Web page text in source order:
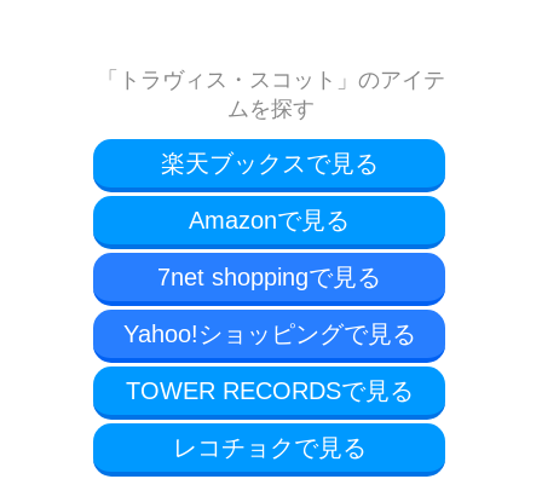
「トラヴィス・スコット」のアイテ
ムを探す
楽天ブックスで見る
Amazonで見る
7net shoppingで見る
Yahoo!ショッピングで見る
TOWER RECORDSで見る
レコチョクで見る